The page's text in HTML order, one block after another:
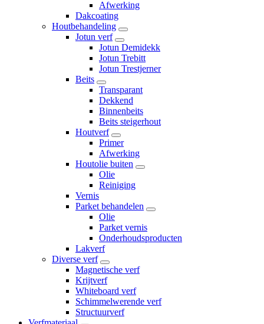
Afwerking
Dakcoating
Houtbehandeling
Jotun verf
Jotun Demidekk
Jotun Trebitt
Jotun Trestjerner
Beits
Transparant
Dekkend
Binnenbeits
Beits steigerhout
Houtverf
Primer
Afwerking
Houtolie buiten
Olie
Reiniging
Vernis
Parket behandelen
Olie
Parket vernis
Onderhoudsproducten
Lakverf
Diverse verf
Magnetische verf
Krijtverf
Whiteboard verf
Schimmelwerende verf
Structuurverf